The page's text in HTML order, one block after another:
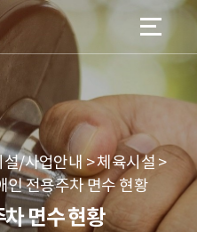
가기
가기
/사업안내 > 체육시설 >
인 전용주차 면수 현황
면수 현황